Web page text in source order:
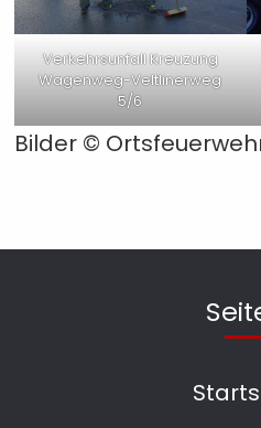
Verkehrsunfall Kreuzung
Wagenweg-Veltlinerweg
5/6
Bilder ©